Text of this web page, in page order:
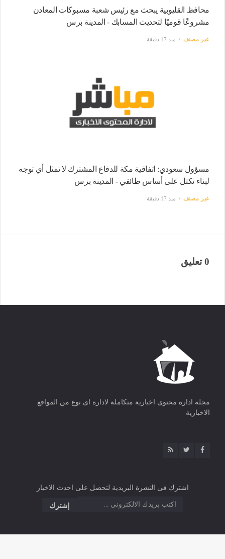
محافظ القليوبية يبحث مع رئيس شعبة مسبوكات المعادن
مشروعًا قوميًا لتحديث المسابك - المدينة برس
غير مصنف منذ 17 دقيقة
مسؤول سعودي: اتفاقية مكة للدفاع المشترك لا تمثل أي توجه
لبناء تكتل على أساس طائفي - المدينة برس
غير مصنف منذ 17 دقيقة
0 تعليق
مجلة ادارة محتوى اخبارية متكاملة لادارة اى نوع من المواقع
الاخبارية
اشترك فى النشرة البريدية لتحصل على احدث الاخبار